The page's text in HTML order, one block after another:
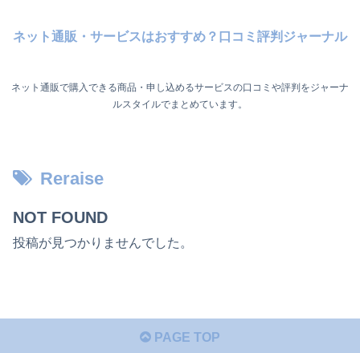
ネット通販・サービスはおすすめ？口コミ評判ジャーナル
ネット通販で購入できる商品・申し込めるサービスの口コミや評判をジャーナ
ルスタイルでまとめています。
Reraise
NOT FOUND
投稿が見つかりませんでした。
PAGE TOP